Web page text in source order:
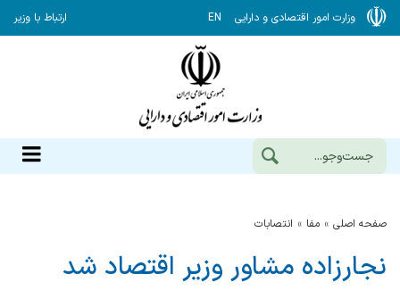
وزارت امور اقتصادی و دارایی EN ارتباط با وزیر
صفحه اصلی مفا انتصابات
نجارزاده مشاور وزیر اقتصاد شد